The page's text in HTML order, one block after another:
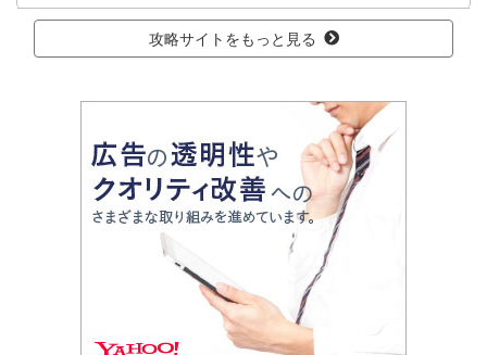
攻略サイトをもっと見る